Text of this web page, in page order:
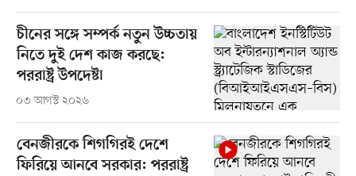
চীনের সঙ্গে সম্পর্ক নতুন উচ্চতায়
নিতে দুই দেশ কাজ করছে:
পররাষ্ট্র উপদেষ্টা
০৩ আগস্ট ২০২৬
বেনজীরকে শিগগিরই দেশে
ফিরিয়ে আনবে সরকার: পররাষ্ট্র